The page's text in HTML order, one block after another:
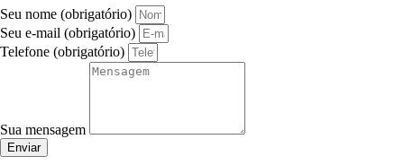
Seu nome (obrigatório)
Seu e-mail (obrigatório)
Telefone (obrigatório)
Sua mensagem
Enviar